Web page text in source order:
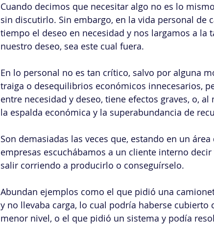
Cuando decimos que necesitar algo no es lo
sin discutirlo. Sin embargo, en la vida personal de
tiempo el deseo en necesidad y nos largamos a la
nuestro deseo, sea este cual fuera.
En lo personal no es tan crítico, salvo por alguna
traiga o desequilibrios económicos innecesarios,
entre necesidad y deseo, tiene efectos graves, o,
la espalda económica y la superabundancia de
Son demasiadas las veces que, estando en un
empresas escuchábamos a un cliente interno decir
salir corriendo a producirlo o conseguírselo.
Abundan ejemplos como el que pidió una
y no llevaba carga, lo cual podría haberse
menor nivel, o el que pidió un sistema y podía